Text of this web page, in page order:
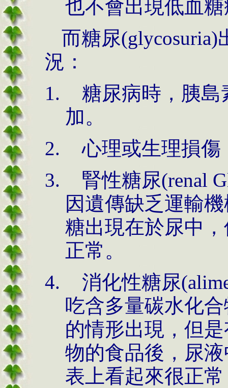
也不會出現低血糖
而糖尿
況：
糖尿病時，胰
加。
心理或生理損
腎性糖尿(renal
因遺傳缺乏運輸
糖出現在於尿中
正常。
消化性糖尿
吃含多量碳水化
的情形出現，但
物的食品後，尿
表上看起來很正